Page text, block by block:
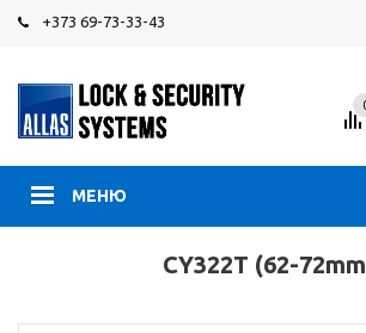
+373 69-73-33-43
МЕНЮ
CY322T (62-